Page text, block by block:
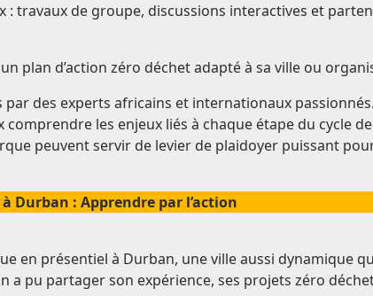
: travaux de groupe, discussions interactives et
plan d’action zéro déchet adapté à sa ville ou
des experts africains et internationaux
comprendre les enjeux liés à chaque étape du cycle
peuvent servir de levier de plaidoyer puissant
Durban : Apprendre par l’action
en présentiel à Durban, une ville aussi dynamique
a pu partager son expérience, ses projets zéro